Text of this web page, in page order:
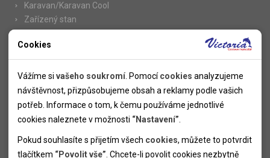
Karavan/Karavan Cool
Zařízený stan
Informace
Novinky
Kolektivy
SUPER FIRST MINUTE
Informace k letním pobytům
Informace o letecké dopravě
Cookies
Vážíme si vašeho soukromí . Pomocícookies analyzujeme
návštěvnost, přizpůsobujeme obsah a reklamy podle vašich
potřeb. Informace o tom, k čemu používáme jednotlivé
cookies naleznete v možnosti “Nastavení”
Pokud souhlasíte s přijetím všech cookies, můžete to potvrdit
tlačítkem “Povolit vše” . Chcete-li povolit cookies nezbytně
Nutné cookies pomáhají, aby byla webová stránka použitelná
tak, že umožní základní funkce jako navigace stránky a
přístup k zabezpečeným sekcím webové stránky. Webová
stránka nemůže správně fungovat bez těchto cookies.
Analytické cookies